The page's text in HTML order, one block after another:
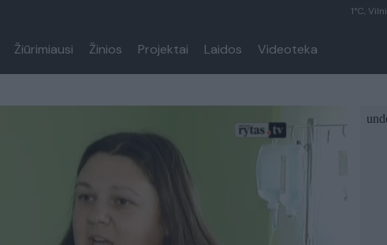
1°C,
Žiūrimiausi Žinios Projektai Laidos Videoteka